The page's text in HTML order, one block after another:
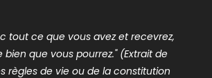
tout ce que vous avez et recevrez,
bien que vous pourrez." (Extrait de
règles de vie ou de la constitution